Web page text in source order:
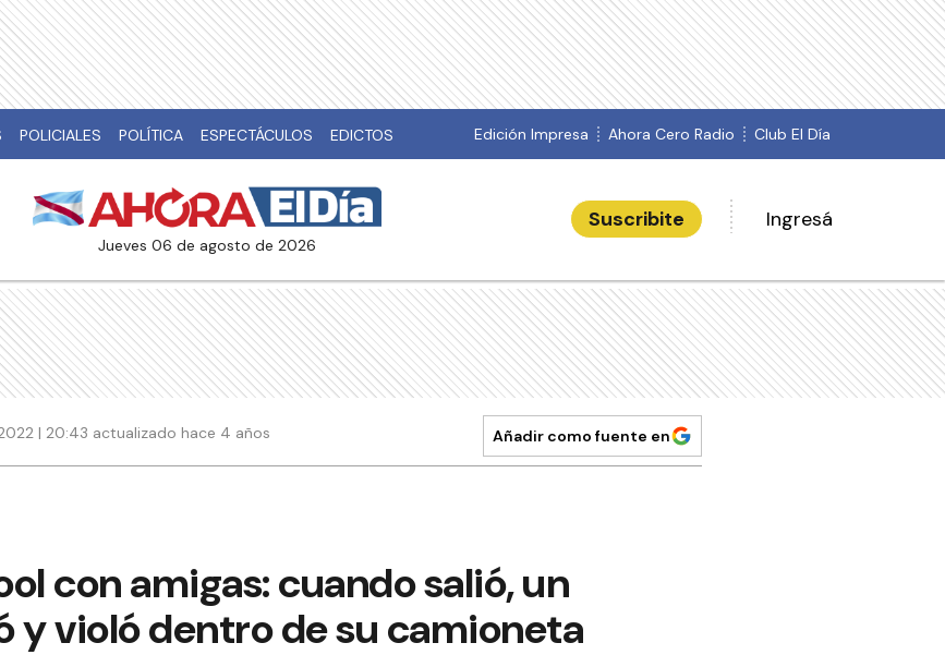
POLICIALES POLÍTICA ESPECTÁCULOS EDICTOS Edición Impresa Ahora Cero Radio Club El Día
jueves 06 de agosto de 2026
Suscribite Ingresá
| 20:43 actualizado hace 4 años Añadir como fuente en
con amigas: cuando salió, un
y violó dentro de su camioneta